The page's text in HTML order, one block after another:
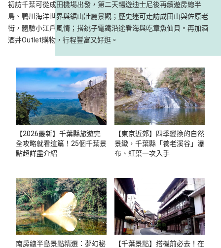
初訪千葉可從成田機場出發，第二天暢遊迪士尼後再續遊房總半
島、鴨川海洋世界與鋸山壯麗景觀；歷史迷可走訪成田山與佐原老
街，體驗小江戶風情；搭銚子電鐵沿途看海與吃章魚仙貝。再加酒
酒井Outlet購物，行程豐富又好逛。
【2026最新】千葉縣旅遊完
全攻略就看這篇！25個千葉景
點超詳盡介紹
【東京近郊】四季變換的自然
景緻，千葉縣「養老溪谷」瀑
布、紅葉一次入手
南房總半島景點精選：夢幻秘
【千葉景點】搭機前必去！在